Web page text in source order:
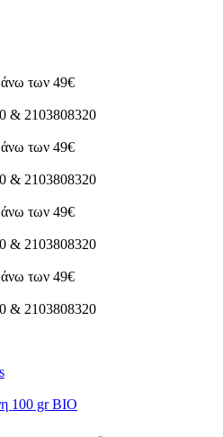
άνω των 49€
& 2103808320
άνω των 49€
& 2103808320
άνω των 49€
& 2103808320
άνω των 49€
& 2103808320
100 gr ΒΙΟ